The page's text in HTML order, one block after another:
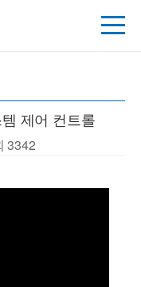
제어 컨트롤
3342